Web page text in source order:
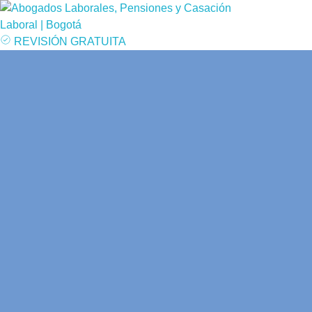
REVISIÓN GRATUITA